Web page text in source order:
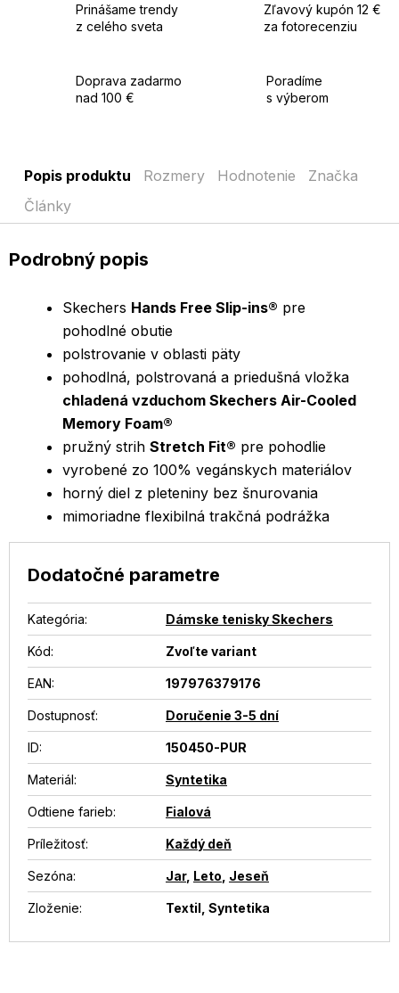
Prinášame trendy
z celého sveta
Zľavový kupón 12 €
za fotorecenziu
Doprava zadarmo
nad 100 €
Poradíme
s výberom
Popis produktu Rozmery Hodnotenie
Značka
Články
Podrobný popis
Skechers Hands Free Slip-ins® pre
pohodlné obutie
polstrovanie v oblasti päty
pohodlná, polstrovaná a priedušná vložka
chladená vzduchom Skechers Air-Cooled
Memory Foam®
pružný strih Stretch Fit® pre pohodlie
vyrobené zo 100% vegánskych materiálov
horný diel z pleteniny bez šnurovania
mimoriadne flexibilná trakčná podrážka
Dodatočné parametre
Kategória: Dámske tenisky Skechers
Kód: Zvoľte variant
EAN: 197976379176
Dostupnosť: Doručenie 3-5 dní
ID: 150450-PUR
Materiál: Syntetika
Odtiene farieb: Fialová
Príležitosť: Každý deň
Sezóna: Jar, Leto Jeseň
Zloženie: Textil, Syntetika